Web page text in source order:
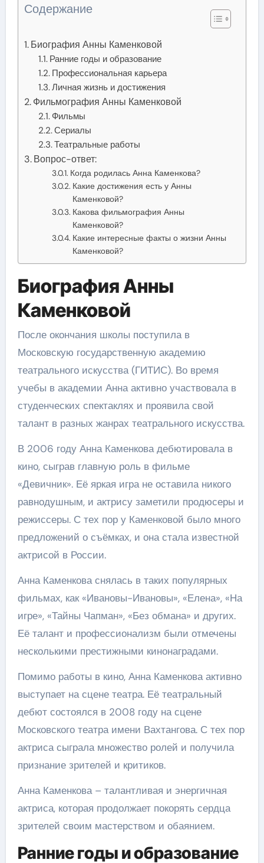
Содержание
Биография Анны Каменковой
Ранние годы и образование
Профессиональная карьера
Личная жизнь и достижения
Фильмография Анны Каменковой
Фильмы
Сериалы
Театральные работы
Вопрос-ответ:
Когда родилась Анна Каменкова?
Какие достижения есть у Анны
Каменковой?
Какова фильмография Анны
Каменковой?
Какие интересные факты о жизни Анны
Каменковой?
Биография Анны
Каменковой
После окончания школы поступила в
Московскую государственную академию
театрального искусства (ГИТИС). Во время
учебы в академии Анна активно участвовала в
студенческих спектаклях и проявила свой
талант в разных жанрах театрального искусства.
В 2006 году Анна Каменкова дебютировала в
кино, сыграв главную роль в фильме
«Девичник». Её яркая игра не оставила никого
равнодушным, и актрису заметили продюсеры и
режиссеры. С тех пор у Каменковой было много
предложений о съёмках, и она стала известной
актрисой в России.
Анна Каменкова снялась в таких популярных
фильмах, как «Ивановы-Ивановы», «Елена», «На
игре», «Тайны Чапман», «Без обмана» и других.
Её талант и профессионализм были отмечены
несколькими престижными кинонаградами.
Помимо работы в кино, Анна Каменкова активно
выступает на сцене театра. Её театральный
дебют состоялся в 2008 году на сцене
Московского театра имени Вахтангова. С тех пор
актриса сыграла множество ролей и получила
признание зрителей и критиков.
Анна Каменкова – талантливая и энергичная
актриса, которая продолжает покорять сердца
зрителей своим мастерством и обаянием.
Ранние годы и образование